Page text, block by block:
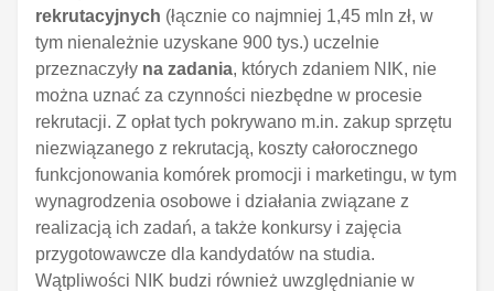
rekrutacyjnych (łącznie co najmniej 1,45 mln zł, w
tym nienależnie uzyskane 900 tys.) uczelnie
przeznaczyły na zadania, których zdaniem NIK, nie
można uznać za czynności niezbędne w procesie
rekrutacji. Z opłat tych pokrywano m.in. zakup sprzętu
niezwiązanego z rekrutacją, koszty całorocznego
funkcjonowania komórek promocji i marketingu, w tym
wynagrodzenia osobowe i działania związane z
realizacją ich zadań, a także konkursy i zajęcia
przygotowawcze dla kandydatów na studia.
Wątpliwości NIK budzi również uwzględnianie w